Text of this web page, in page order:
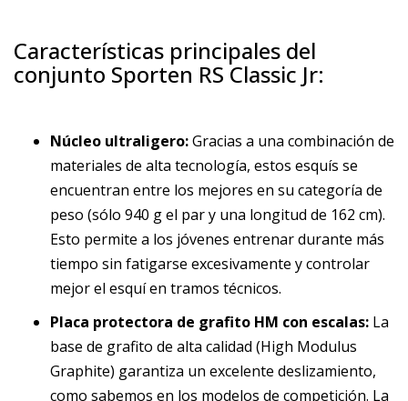
Características principales del
conjunto Sporten RS Classic Jr:
Núcleo ultraligero:Gracias a una combinación de
materiales de alta tecnología, estos esquís se
encuentran entre los mejores en su categoría de
peso (sólo 940 g el par y una longitud de 162 cm).
Esto permite a los jóvenes entrenar durante más
tiempo sin fatigarse excesivamente y controlar
mejor el esquí en tramos técnicos.
Placa protectora de grafito HM con escalas: La
base de grafito de alta calidad (High Modulus
Graphite) garantiza un excelente deslizamiento,
como sabemos en los modelos de competición. La